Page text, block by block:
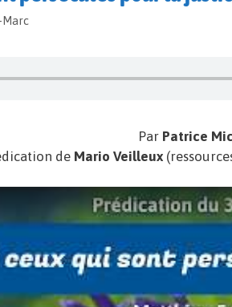
Marc
Par Patrice
de Mario Veilleux